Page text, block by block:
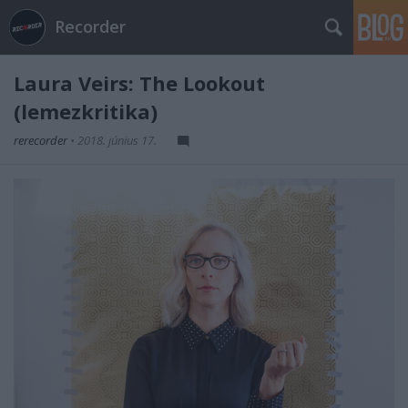
Recorder
Laura Veirs: The Lookout
(lemezkritika)
rerecorder • 2018. június 17.